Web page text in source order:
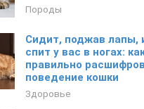
Породы
Сидит, поджав лапы,
спит у вас в ногах:
правильно
поведение кошки
Здоровье